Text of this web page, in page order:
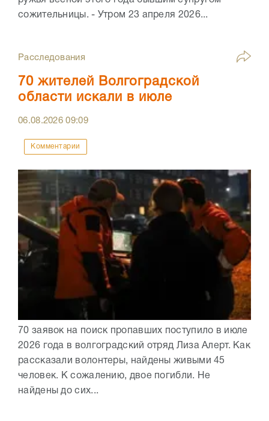
сожительницы. - Утром 23 апреля 2026...
Расследования
70 жителей Волгоградской
области искали в июле
06.08.202609:09
Комментарии
70 заявок на поиск пропавших поступило в июле
2026 года в волгоградский отряд Лиза Алерт. Как
рассказали волонтеры, найдены живыми 45
человек. К сожалению, двое погибли. Не
найдены до сих...